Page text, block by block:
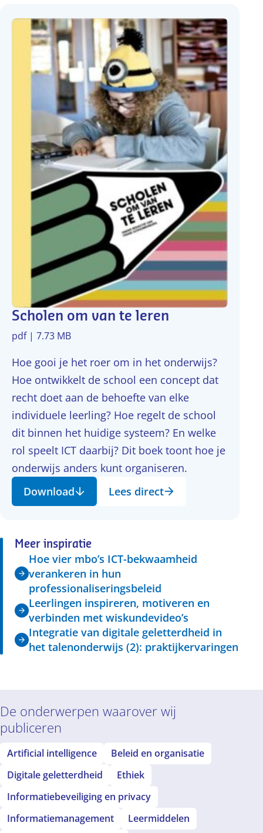
Scholen om van te leren
pdf | 7.73 MB
Hoe gooi je het roer om in het onderwijs?
Hoe ontwikkelt de school een concept dat
recht doet aan de behoefte van elke
individuele leerling? Hoe regelt de school
dit binnen het huidige systeem? En welke
rol speelt ICT daarbij? Dit boek toont hoe je
onderwijs anders kunt organiseren.
Download
Lees direct
Meer inspiratie
Hoe vier mbo’s ICT-bekwaamheid
verankeren in hun
professionaliseringsbeleid
Leerlingen inspireren, motiveren en
verbinden met wiskundevideo’s
Integratie van digitale geletterdheid in
het talenonderwijs (2): praktijkervaringen
De onderwerpen waarover wij
publiceren
Artificial intelligence
Beleid en organisatie
Digitale geletterdheid
Ethiek
Informatiebeveiliging en privacy
Informatiemanagement
Leermiddelen